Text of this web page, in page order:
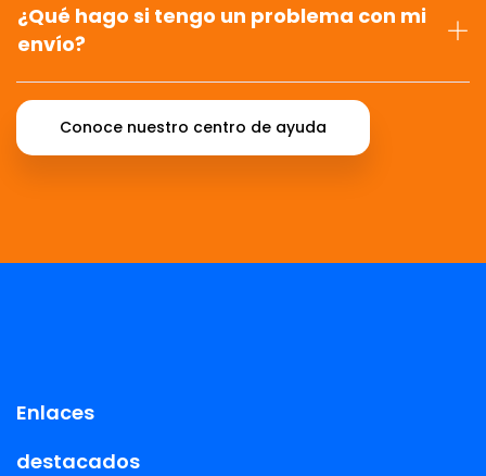
¿Qué hago si tengo un problema con mi
envío?
Conoce nuestro centro de ayuda
Enlaces
destacados